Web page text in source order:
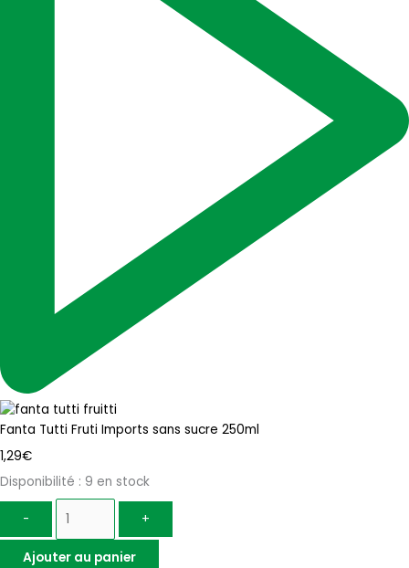
Fanta Tutti Fruti Imports sans sucre 250ml
1,29€
Disponibilité : 9 en stock
- +
Ajouter au panier